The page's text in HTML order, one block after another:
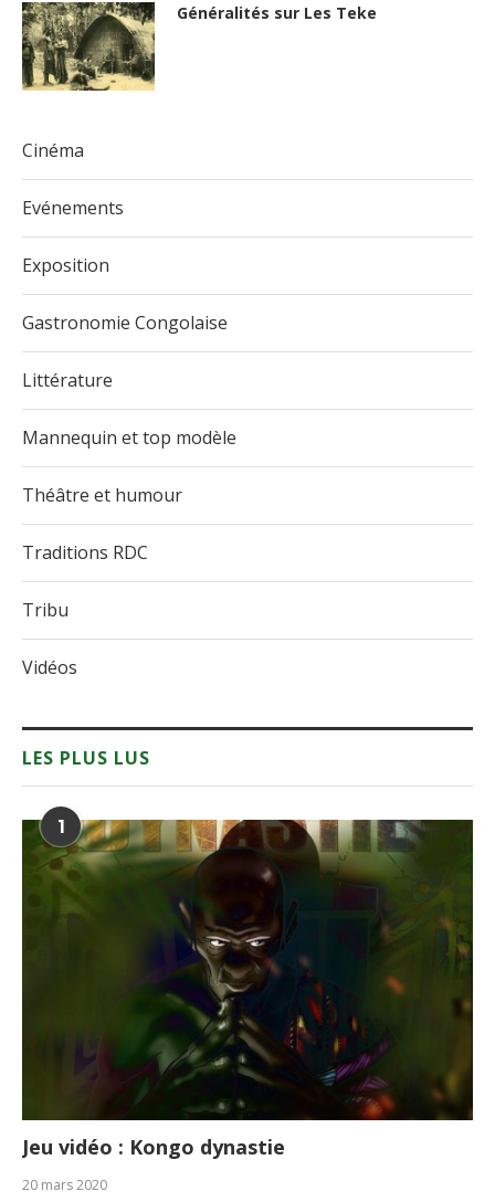
Généralités sur Les Teke
Cinéma
Evénements
Exposition
Gastronomie Congolaise
Littérature
Mannequin et top modèle
Théâtre et humour
Traditions RDC
Tribu
Vidéos
LES PLUS LUS
1
Jeu vidéo : Kongo dynastie
20 mars 2020